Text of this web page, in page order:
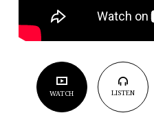
WATCH LISTEN